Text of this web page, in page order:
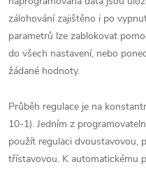
zálohování zajištěno i po
parametrů lze zablokovat
do všech nastavení, nebo
žádané hodnoty.
Průběh regulace je na
10-1). Jedním z
použít regulaci dvoustavovou,
třístavovou. K automatickému